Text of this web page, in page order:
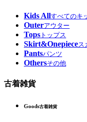
Kids Allすべてのキ
Outerアウター
Tops トップス
Skirt&Onepieceス
Pantsパンツ
Othersその他
古着雑貨
Goods古着雑貨